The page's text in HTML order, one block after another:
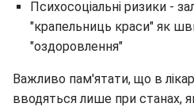
Психосоціальні ризики -
"крапельниць краси" як
"оздоровлення"
Важливо пам'ятати, що в
вводяться лише при станах,